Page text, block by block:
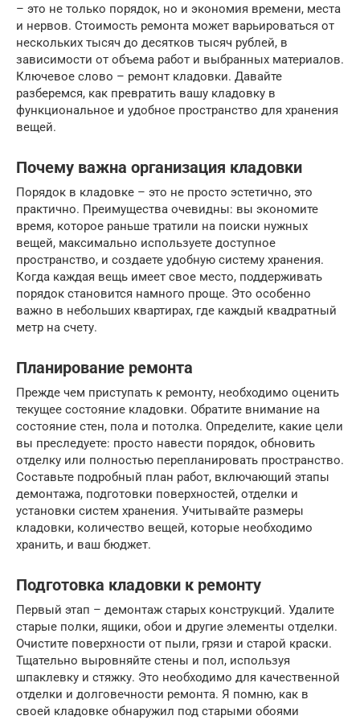
– это не только порядок, но и экономия времени, места
и нервов. Стоимость ремонта может варьироваться от
нескольких тысяч до десятков тысяч рублей, в
зависимости от объема работ и выбранных материалов.
Ключевое слово – ремонт кладовки. Давайте
разберемся, как превратить вашу кладовку в
функциональное и удобное пространство для хранения
вещей.
Почему важна организация кладовки
Порядок в кладовке – это не просто эстетично, это
практично. Преимущества очевидны: вы экономите
время, которое раньше тратили на поиски нужных
вещей, максимально используете доступное
пространство, и создаете удобную систему хранения.
Когда каждая вещь имеет свое место, поддерживать
порядок становится намного проще. Это особенно
важно в небольших квартирах, где каждый квадратный
метр на счету.
Планирование ремонта
Прежде чем приступать к ремонту, необходимо оценить
текущее состояние кладовки. Обратите внимание на
состояние стен, пола и потолка. Определите, какие цели
вы преследуете: просто навести порядок, обновить
отделку или полностью перепланировать пространство.
Составьте подробный план работ, включающий этапы
демонтажа, подготовки поверхностей, отделки и
установки систем хранения. Учитывайте размеры
кладовки, количество вещей, которые необходимо
хранить, и ваш бюджет.
Подготовка кладовки к ремонту
Первый этап – демонтаж старых конструкций. Удалите
старые полки, ящики, обои и другие элементы отделки.
Очистите поверхности от пыли, грязи и старой краски.
Тщательно выровняйте стены и пол, используя
шпаклевку и стяжку. Это необходимо для качественной
отделки и долговечности ремонта. Я помню, как в
своей кладовке обнаружил под старыми обоями